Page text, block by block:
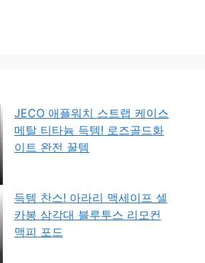
JECO 애플워치 스트랩 케이스
메탈 티타늄 득템! 로즈골드화
이트 완전 꿀템
득템 찬스! 아라리 맥세이프 셀
카봉 삼각대 블루투스 리모컨
맥피 포드